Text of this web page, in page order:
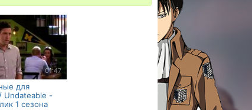
01:47
для
Undateable -
1 сезона